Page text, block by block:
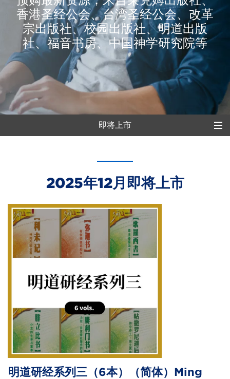
香港圣经公会、台湾圣经公会、改革
宗出版社、校园出版社、明道出版
社、福音书房、中国神学研究院等
即将上市
什么是预购
了解套装
2025年12月即将上市
明道研经系列三（6本）（简体）Ming